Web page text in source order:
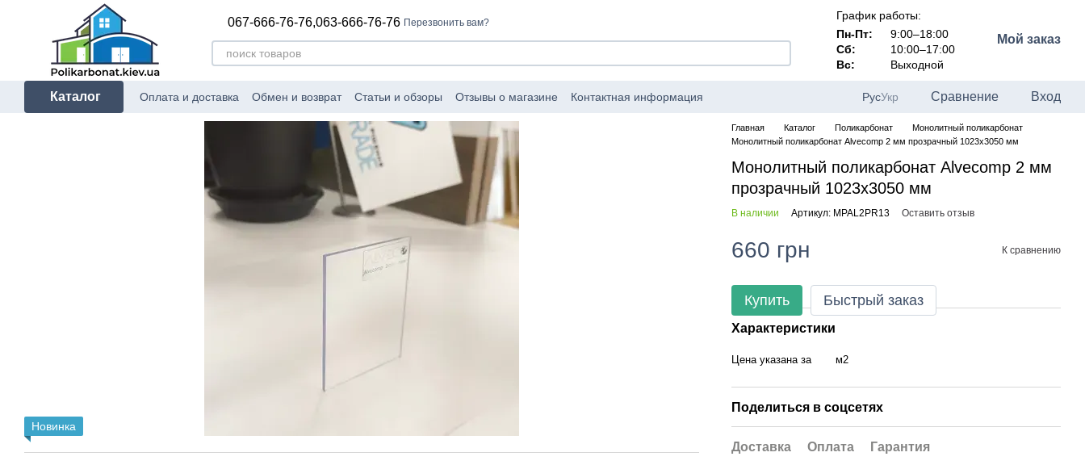
Перейти к основному контенту
067-666-76-76,063-666-76-76 Перезвонить вам?
График работы:
Пн-Пт:
9:00–18:00
Сб:
10:00–17:00
Вс:
Выходной
Мой заказ
Каталог Оплата и доставка Обмен и возврат Статьи и обзоры Отзывы о магазине Контактная информация РусУкр Сравнение Вход
Новинка
Главная Каталог Поликарбонат
Монолитный поликарбонат
Монолитный поликарбонат Alvecomp 2 мм прозрачный 1023х3050 мм
Монолитный поликарбонат Alvecomp 2 мм
прозрачный 1023х3050 мм
В наличии Артикул: MPAL2PR13 Оставить отзыв
660 грн К сравнению
Купить Быстрый заказ
Характеристики
Цена указана за м2
Поделиться в соцсетях
Доставка Оплата Гарантия